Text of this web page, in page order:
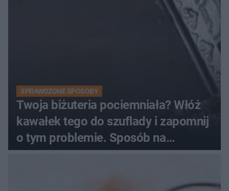
SPRAWDZONE SPOSOBY
Twoja biżuteria pociemniała? Włóż
kawałek tego do szuflady i zapomnij
o tym problemie. Sposób na
pociemniałą biżuterię